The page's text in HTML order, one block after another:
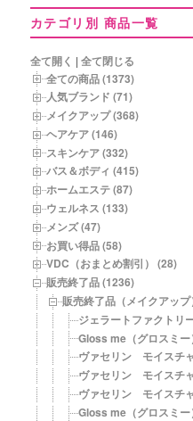
年
月
別
商
品
一
覧
カテゴリ別 商品一覧
全て開く |全て閉じる
全ての商品 (1373)
人気ブランド (71)
メイクアップ (368)
ヘアケア (146)
スキンケア (332)
バス＆ボディ (415)
ホームエステ (87)
ウェルネス (133)
メンズ (47)
お買い得品 (58)
VDC（おまとめ割引） (28)
販売終了品 (1236)
販売終了品（メイクアッ
ジェラートファクト
Gloss me（グロスミ
ヴァセリン モイスチ
ヴァセリン モイスチ
ヴァセリン モイスチ
Gloss me（グロスミ